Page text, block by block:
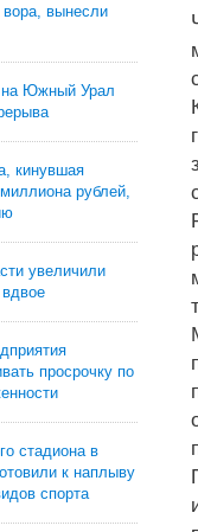
вора, вынесли
Южный Урал
кинувшая
рублей,
увеличили
просрочку по
стадиона в
к наплыву
спорта